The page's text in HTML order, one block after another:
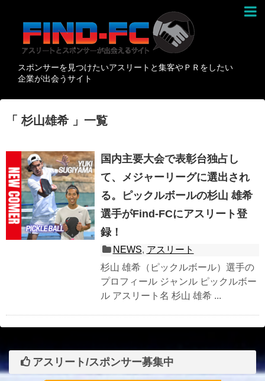
スポンサーを見つけたいアスリートと集客やＰＲをしたい
企業が出会うサイト
「 杉山雄希 」一覧
国内主要大会で表彰台独占し
て、メジャーリーグに選出され
る。ピックルボールの杉山 雄希
選手がFind-FCにアスリート登
録！
NEWS, アスリート
杉山 雄希（ピックルボール）選手の
プロフィール ジャンル ピックルボー
ル アスリート名 杉山 雄希 ...
アスリート/スポンサー募集中